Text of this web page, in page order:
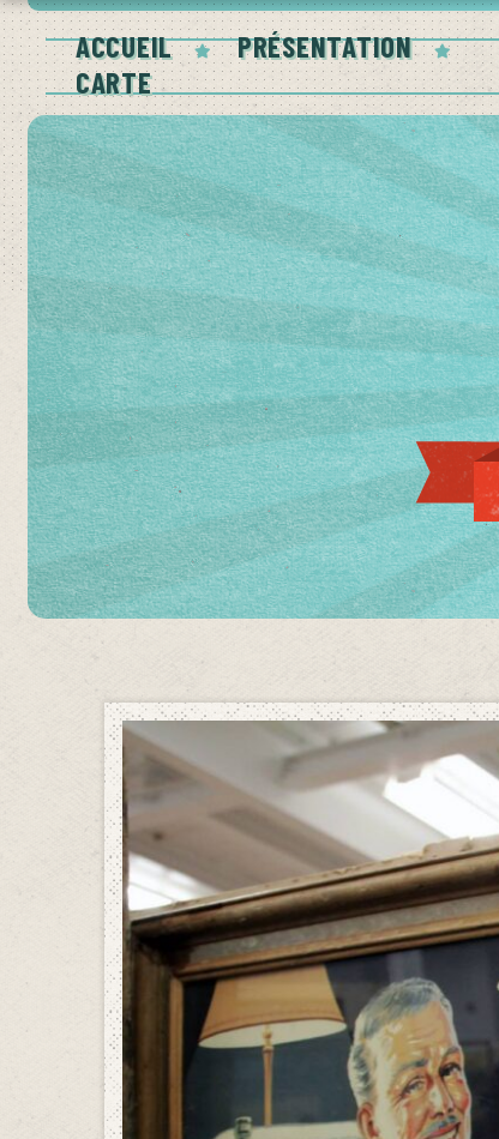
ACCUEIL
PRÉSENTATION
CARTE